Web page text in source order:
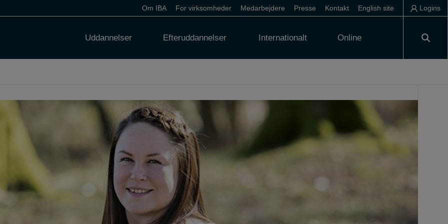
Om IBA For virksomheder Medarbejdere Presse Kontakt English site Logins
Uddannelser Efteruddannelser Internationalt Online